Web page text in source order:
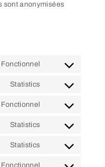
sont anonymisées
Fonctionnel
Consent
wordpress
Statistics
Consent
Fonctionnel
Consent
complianz
Statistics
Consent
Statistics
Consent
Fonctionnel